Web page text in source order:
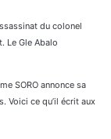
du colonel
Le Gle Abalo
SORO annonce sa
Voici ce qu’il écrit aux